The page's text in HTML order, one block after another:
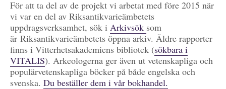
För att ta del av de projekt vi arbetat med före 2015 när
vi var en del av Riksantikvarieämbetets
uppdragsverksamhet, sök i Arkivsök som
är Riksantikvarieämbetets öppna arkiv. Äldre rapporter
finns i Vitterhetsakademiens bibliotek (sökbara i
VITALIS). Arkeologerna ger även ut vetenskapliga och
populärvetenskapliga böcker på både engelska och
svenska. Du beställer dem i vår bokhandel.